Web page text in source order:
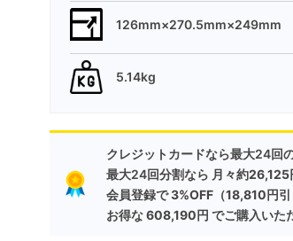
126mm×270.5mm×249mm
5.14kg
クレジットカードなら最大24回
最大24回分割なら 月々約26,125
会員登録で3%OFF（18,810円引
お得な608,190円 でご購入いた